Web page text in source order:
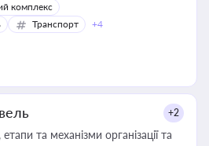
комплекс
Транспорт +4
+2
та механізми організації та